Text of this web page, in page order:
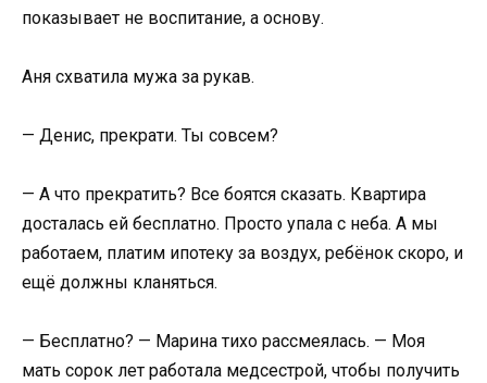
показывает не воспитание, а основу.
Аня схватила мужа за рукав.
— Денис, прекрати. Ты совсем?
— А что прекратить? Все боятся сказать. Квартира
досталась ей бесплатно. Просто упала с неба. А мы
работаем, платим ипотеку за воздух, ребёнок скоро, и
ещё должны кланяться.
— Бесплатно? — Марина тихо рассмеялась. — Моя
мать сорок лет работала медсестрой, чтобы получить